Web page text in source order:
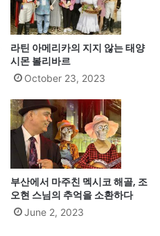
라틴 아메리카의 지지 않는 태양
시몬 볼리바르
October 23, 2023
부산에서 마주친 멕시코 해골, 조
오현 스님의 추억을 소환하다
June 2, 2023